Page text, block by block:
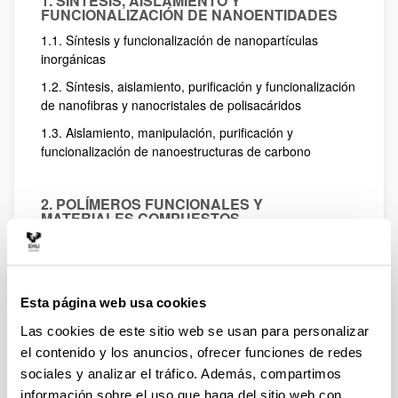
Esta página web usa cookies
Las cookies de este sitio web se usan para personalizar
el contenido y los anuncios, ofrecer funciones de redes
sociales y analizar el tráfico. Además, compartimos
información sobre el uso que haga del sitio web con
FUNCIONALIZACIÓN DE NANOENTIDADES
1.1. Síntesis y funcionalización de nanopartículas
inorgánicas
1.2. Síntesis, aislamiento, purificación y funcionalización
de nanofibras y nanocristales de polisacáridos
1.3. Aislamiento, manipulación, purificación y
funcionalización de nanoestructuras de carbono
2. POLÍMEROS FUNCIONALES Y
MATERIALES COMPUESTOS
NANOESTRUCTURADOS
2.2. Modificación de polímeros con funcionalidades
específicas
2.3. Nanoestructuración de matrices termoplásticas o
termoestables con copolímeros de bloque